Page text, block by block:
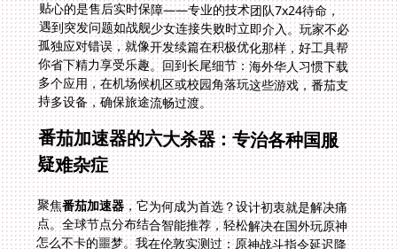
持多设备，确保旅途流畅过渡。
番茄加速器的六大杀器：专治各种国服
疑难杂症
聚焦番茄加速器，它为何成为首选？设计初衷就是解决痛
点。全球节点分布结合智能推荐，轻松解决在国外玩原神
怎么不卡的噩梦。我在伦敦实测过：原神战斗指令延迟降
至50ms内，效果直观。同时，多平台覆盖让QQ飞车手游
国外无法登陆问题一触即解——登录失败提示换成“欢迎
回来”。无限流量配合智能分流确保稳定：回中国看视
频、打战舰少女时独占100M高速通道，无需担忧配额不
足。安全性上，数据加密就像双保险，专线传输屏蔽第三
方窥探。最后，售后团队实时响应：专业小哥三分钟内解
决你的错误报告，比游戏开发日志更新还快。这款工具尤